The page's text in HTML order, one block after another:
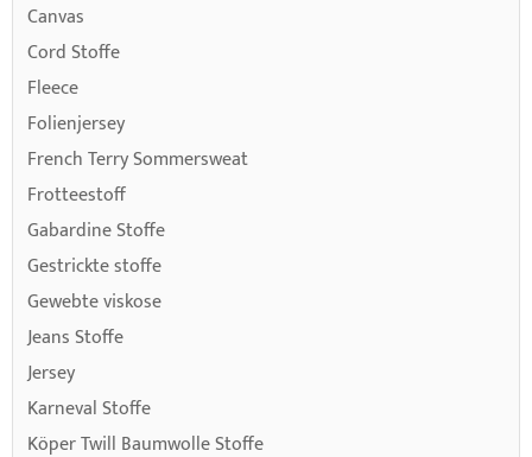
Canvas
Cord Stoffe
Fleece
Folienjersey
French Terry Sommersweat
Frotteestoff
Gabardine Stoffe
Gestrickte stoffe
Gewebte viskose
Jeans Stoffe
Jersey
Karneval Stoffe
Köper Twill Baumwolle Stoffe